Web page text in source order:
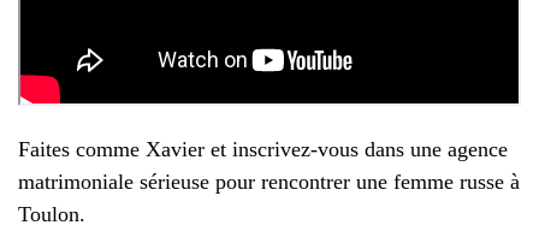
Faites comme Xavier et inscrivez-vous dans une agence
matrimoniale sérieuse pour rencontrer une femme russe à
Toulon.